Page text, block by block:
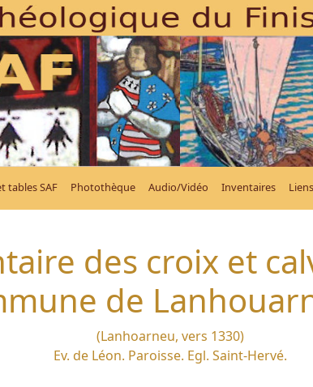
tables SAF Photothèque Audio/Vidéo Inventaires Liens
des croix et
de
(Lanhoarneu, vers 1330)
Ev. de Léon. Paroisse. Egl. Saint-Hervé.